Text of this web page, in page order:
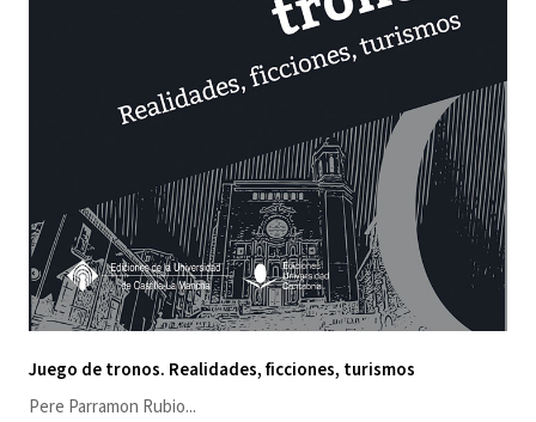
Juego de tronos. Realidades, ficciones, turismos
Pere Parramon Rubio...